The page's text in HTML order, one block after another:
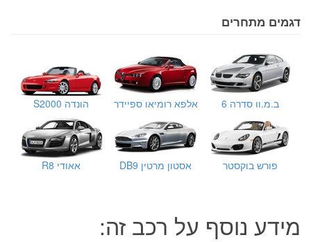
דגמים מתחרים
ב.מ.וו סדרה 6 אלפא רומיאו ספיידר הונדה S2000
פורש בוקסטר אסטון מרטין DB9 אאודי R8
מידע נוסף על רכב זה: